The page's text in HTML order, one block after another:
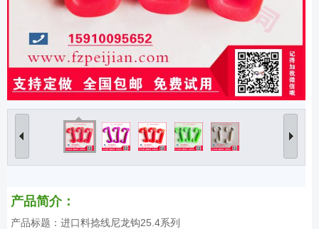
产品简介：
产品标题：进口料捻线尼龙钩25.4系列